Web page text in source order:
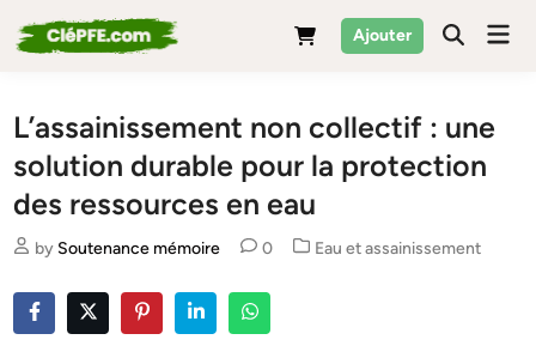
to
Ajouter
L’assainissement non collectif : une
solution durable pour la protection
des ressources en eau
by Soutenance mémoire 0
PostedEau et assainissement